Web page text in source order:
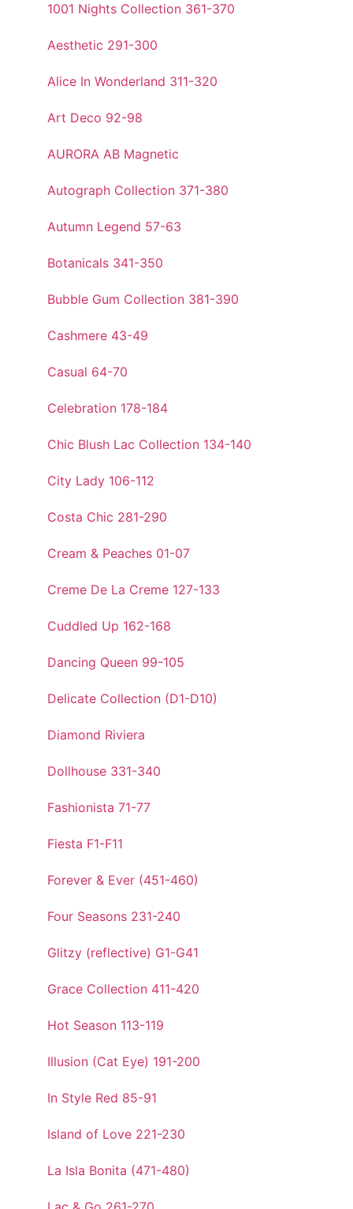
1001 Nights Collection 361-370
Aesthetic 291-300
Alice In Wonderland 311-320
Art Deco 92-98
AURORA AB Magnetic
Autograph Collection 371-380
Autumn Legend 57-63
Botanicals 341-350
Bubble Gum Collection 381-390
Cashmere 43-49
Casual 64-70
Celebration 178-184
Chic Blush Lac Collection 134-140
City Lady 106-112
Costa Chic 281-290
Cream & Peaches 01-07
Creme De La Creme 127-133
Cuddled Up 162-168
Dancing Queen 99-105
Delicate Collection (D1-D10)
Diamond Riviera
Dollhouse 331-340
Fashionista 71-77
Fiesta F1-F11
Forever & Ever (451-460)
Four Seasons 231-240
Glitzy (reflective) G1-G41
Grace Collection 411-420
Hot Season 113-119
Illusion (Cat Eye) 191-200
In Style Red 85-91
Island of Love 221-230
La Isla Bonita (471-480)